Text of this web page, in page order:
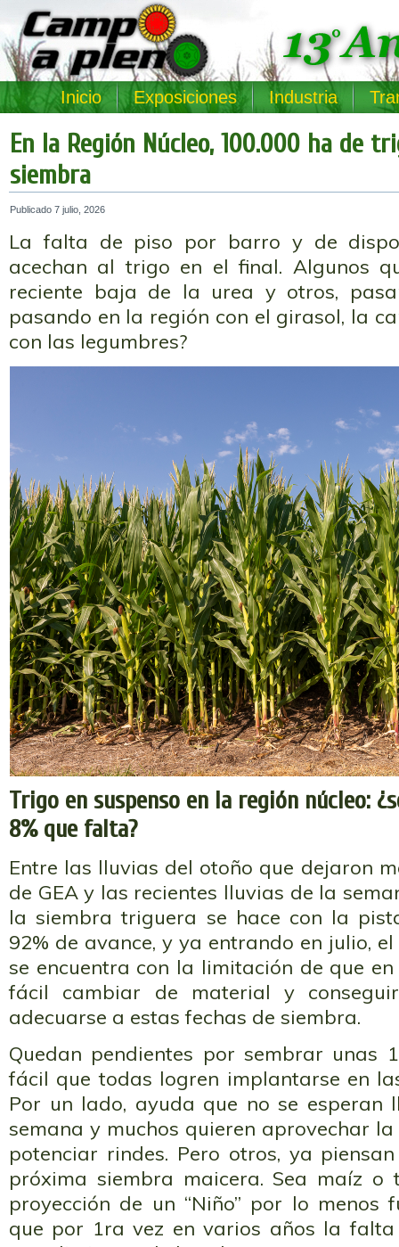
Inicio Exposiciones Industria
En la Región Núcleo, 100.000 ha de
siembra
Publicado 7 julio, 2026
La falta de piso por barro y de
acechan al trigo en el final. Algunos
reciente baja de la urea y otros,
pasando en la región con el girasol, la
con las legumbres?
Trigo en suspenso en la región núcleo:
8% que falta?
Entre las lluvias del otoño que dejaron
de GEA y las recientes lluvias de la
la siembra triguera se hace con la
92% de avance, y ya entrando en julio,
se encuentra con la limitación de que
fácil cambiar de material y
adecuarse a estas fechas de siembra.
Quedan pendientes por sembrar unas
fácil que todas logren implantarse en
Por un lado, ayuda que no se esperan
semana y muchos quieren aprovechar
potenciar rindes. Pero otros, ya
próxima siembra maicera. Sea maíz
proyección de un “Niño” por lo menos
que por 1ra vez en varios años la